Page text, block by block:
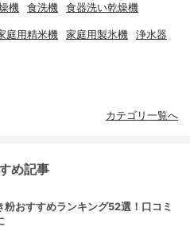
機 食洗機 食器洗い乾燥機
庭用精米機 家庭用製氷機 浄水器
カテゴリ一覧へ
め記事
粉おすすめランキング52選！口コミ